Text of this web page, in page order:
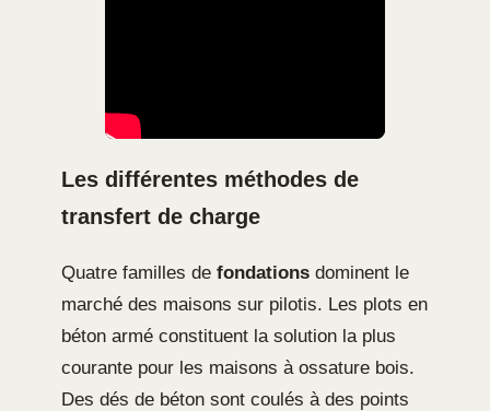
Les différentes méthodes de
transfert de charge
Quatre familles de fondations dominent le
marché des maisons sur pilotis. Les plots en
béton armé constituent la solution la plus
courante pour les maisons à ossature bois.
Des dés de béton sont coulés à des points